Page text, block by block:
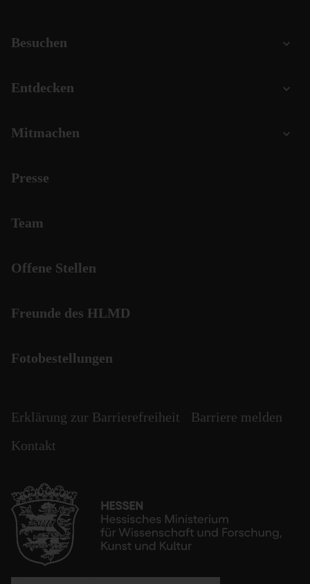
Besuchen
Entdecken
Mitmachen
Presse
Team
Offene Stellen
Freunde des HLMD
Fotobestellungen
Erklärung zur Barrierefreiheit
Barriere melden
Kontakt